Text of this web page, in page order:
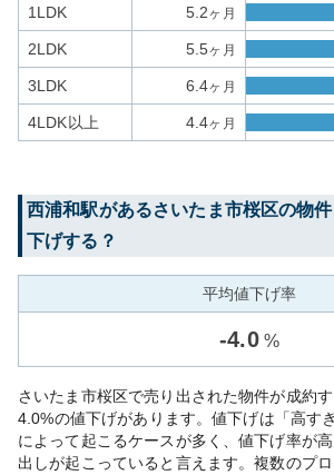
1LDK 5.2ヶ月
2LDK 5.5ヶ月
3LDK 6.4ヶ月
4LDK以上 4.4ヶ月
西浦和駅があるさいたま市桜区の物
下げする？
平均値下げ率
-4.0 %
さいたま市桜区で売り出された物件が成約
4.0%の値下げがあります。値下げは「高す
によって起こるケースが多く、値下げ率が
出しが起こっていると言えます。複数のプ